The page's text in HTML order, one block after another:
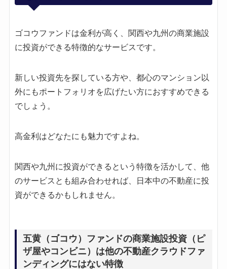
ゴコウファンドは金利が高く、関西や九州の商業施設
に投資ができる特徴的なサービスです。
新しい投資先を探している方や、都心のマンション以
外にもポートフォリオを広げたい方におすすめできる
でしょう。
高金利はどなたにも魅力ですよね。
関西や九州に投資ができるという特徴を活かして、他
のサービスとも組み合わせれば、日本中の不動産に投
資ができるかもしれません。
五黄（ゴコウ）ファンドの商業施設投資（ピ
ザ屋やコンビニ）は他の不動産クラウドファ
ンディングにはない特徴